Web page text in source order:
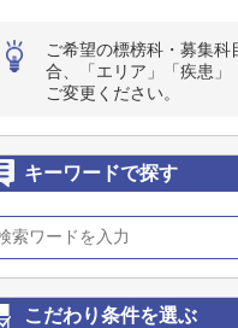
ご希望の標榜科・募集
合、「エリア」「疾患」
ご変更ください。
キーワードで探す
こだわり条件を選ぶ